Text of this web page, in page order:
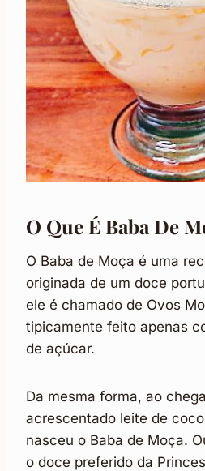
O Que É Baba De
O Baba de Moça é uma
originada de um doce
ele é chamado de Ovos
tipicamente feito apenas
de açúcar.
Da mesma forma, ao
acrescentado leite de
nasceu o Baba de Moça.
o doce preferido da